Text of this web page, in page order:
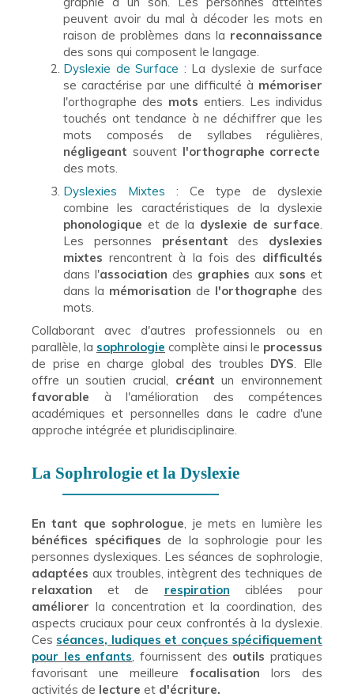
peuvent avoir du mal à décoder les mots en
raison de problèmes dans la reconnaissance
des sons qui composent le langage.
Dyslexie de Surface : La dyslexie de surface
se caractérise par une difficulté à mémoriser
l'orthographe des mots entiers. Les individus
touchés ont tendance à ne déchiffrer que les
mots composés de syllabes régulières,
négligeant souvent l'orthographe correcte
des mots.
Dyslexies Mixtes : Ce type de dyslexie
combine les caractéristiques de la dyslexie
phonologique et de la dyslexie de surface.
Les personnes présentant des dyslexies
mixtes rencontrent à la fois des difficultés
dans l'association des graphies aux sons et
dans la mémorisation de l'orthographe des
mots.
Collaborant avec d'autres professionnels ou en
parallèle, la sophrologie complète ainsi le processus
de prise en charge global des troubles DYS. Elle
offre un soutien crucial, créant un environnement
favorable à l'amélioration des compétences
académiques et personnelles dans le cadre d'une
approche intégrée et pluridisciplinaire.
La Sophrologie et la Dyslexie
En tant que sophrologue, je mets en lumière les
bénéfices spécifiques de la sophrologie pour les
personnes dyslexiques. Les séances de sophrologie,
adaptées aux troubles, intègrent des techniques de
relaxation et de respiration ciblées pour
améliorer la concentration et la coordination, des
aspects cruciaux pour ceux confrontés à la dyslexie.
Ces séances, ludiques et conçues spécifiquement
pour les enfants, fournissent des outils pratiques
favorisant une meilleure focalisation lors des
activités de lecture et d'écriture.